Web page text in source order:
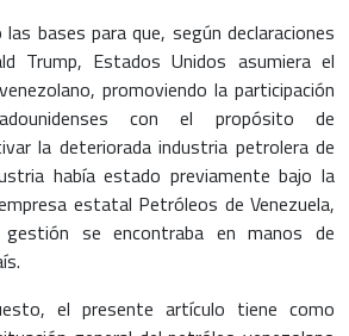
bases para que, según declaraciones
Trump, Estados Unidos asumiera el
promoviendo la participación
con el propósito de
la deteriorada industria petrolera de
había estado previamente bajo la
estatal Petróleos de Venezuela,
gestión se encontraba en manos de
el presente artículo tiene como